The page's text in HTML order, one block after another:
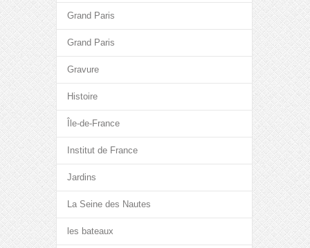
Grand Paris
Grand Paris
Gravure
Histoire
Île-de-France
Institut de France
Jardins
La Seine des Nautes
les bateaux